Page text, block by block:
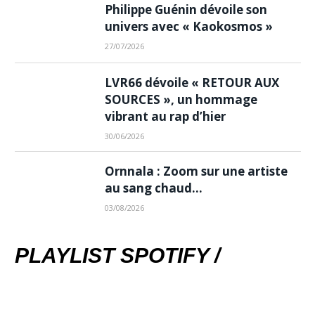
Philippe Guénin dévoile son
univers avec « Kaokosmos »
27/07/2026
LVR66 dévoile « RETOUR AUX
SOURCES », un hommage
vibrant au rap d’hier
30/06/2026
Ornnala : Zoom sur une artiste
au sang chaud…
03/08/2026
PLAYLIST SPOTIFY /